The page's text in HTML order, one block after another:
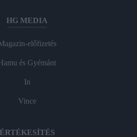
HG MEDIA
előfizetés
és Gyémánt
In
Vince
ÉRTÉKESÍTÉS